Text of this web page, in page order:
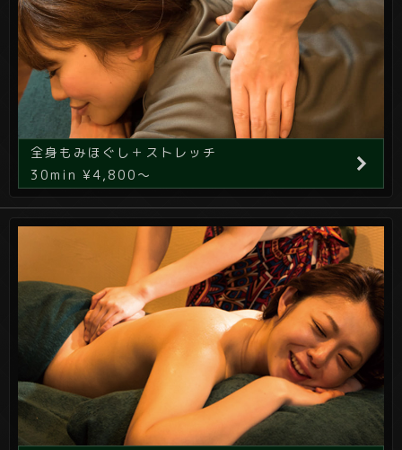
全身もみほぐし＋ストレッチ
30min ¥4,800～